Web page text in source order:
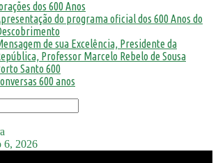
dos 600 Anos
do programa oficial dos 600 Anos do
de sua Excelência, Presidente da
Professor Marcelo Rebelo de Sousa
Santo 600
600 anos
6, 2026